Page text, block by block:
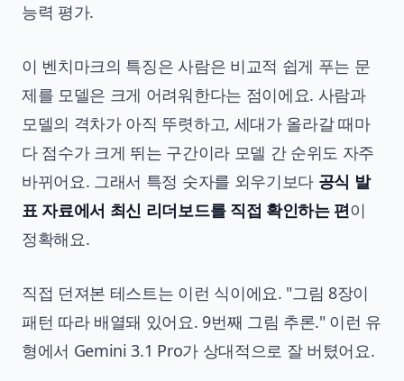
능력 평가.
이 벤치마크의 특징은 사람은 비교적 쉽게 푸는 문
제를 모델은 크게 어려워한다는 점이에요. 사람과
모델의 격차가 아직 뚜렷하고, 세대가 올라갈 때마
다 점수가 크게 뛰는 구간이라 모델 간 순위도 자주
바뀌어요. 그래서 특정 숫자를 외우기보다 공식 발
표 자료에서 최신 리더보드를 직접 확인하는 편이
정확해요.
직접 던져본 테스트는 이런 식이에요. "그림 8장이
패턴 따라 배열돼 있어요. 9번째 그림 추론." 이런 유
형에서 Gemini 3.1 Pro가 상대적으로 잘 버텼어요.